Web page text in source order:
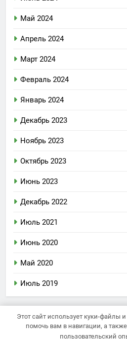
Май 2024
Апрель 2024
Март 2024
Февраль 2024
Январь 2024
Декабрь 2023
Ноябрь 2023
Октябрь 2023
Июнь 2023
Декабрь 2022
Июль 2021
Июнь 2020
Май 2020
Июль 2019
Рубрики
Этот сайт использует куки-файлы и
помочь вам в навигации, а
пользовательский